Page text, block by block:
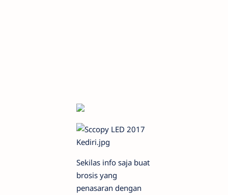
Sekilas info saja buat
brosis yang
penasaran dengan